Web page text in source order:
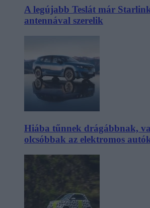
A legújabb Teslát már
antennával szerelik
Hiába tűnnek drágábbnak,
olcsóbbak az elektromos